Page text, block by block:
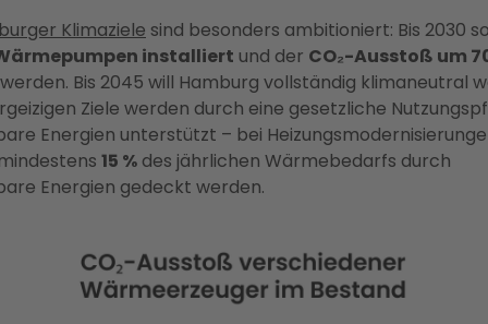
Klimaziele sind besonders ambitioniert: Bis 2030
installiert und der CO₂-Ausstoß um
Bis 2045 will Hamburg vollständig klimaneutral
Ziele werden durch eine gesetzliche
Energien unterstützt – bei
15 % des jährlichen Wärmebedarfs durch
Energien gedeckt werden.